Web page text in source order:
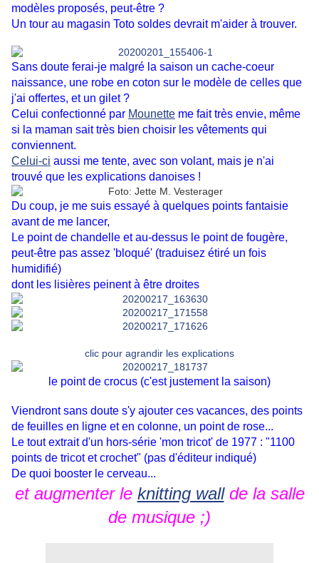
modèles proposés, peut-être ?
Un tour au magasin Toto soldes devrait m'aider à trouver.
Sans doute ferai-je malgré la saison un cache-coeur
naissance, une robe en coton sur le modèle de celles que
j'ai offertes, et un gilet ?
Celui confectionné par Mounette me fait très envie, même
si la maman sait très bien choisir les vêtements qui
conviennent.
Celui-ci aussi me tente, avec son volant, mais je n'ai
trouvé que les explications danoises !
Du coup, je me suis essayé à quelques points fantaisie
avant de me lancer,
Le point de chandelle et au-dessus le point de fougère,
peut-être pas assez 'bloqué' (traduisez étiré un fois
humidifié)
dont les lisières peinent à être droites
clic pour agrandir les explications
le point de crocus (c'est justement la saison)
Viendront sans doute s'y ajouter ces vacances, des points
de feuilles en ligne et en colonne, un point de rose...
Le tout extrait d'un hors-série 'mon tricot' de 1977 : "1100
points de tricot et crochet" (pas d'éditeur indiqué)
De quoi booster le cerveau...
et augmenter le knitting wallde la salle
de musique ;)